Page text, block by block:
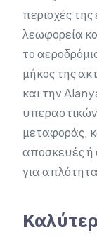
περιοχές
λεωφορεία
το
μήκος της
και την
υπεραστικών
μεταφοράς,
αποσκευές ή
για